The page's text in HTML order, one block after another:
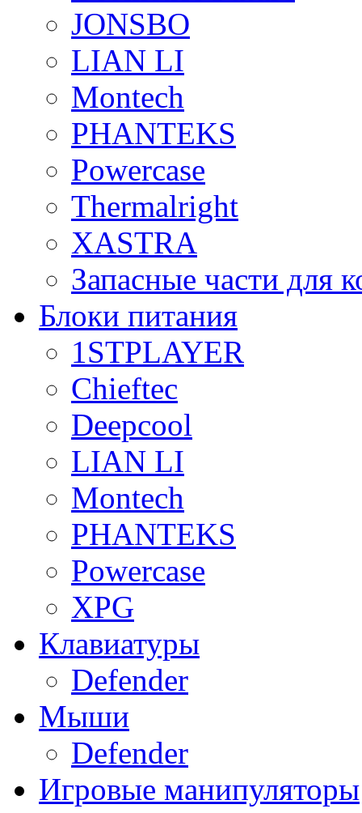
JONSBO
LIAN LI
Montech
PHANTEKS
Powercase
Thermalright
XASTRA
Запасные части для
Блоки питания
1STPLAYER
Chieftec
Deepcool
LIAN LI
Montech
PHANTEKS
Powercase
XPG
Клавиатуры
Defender
Мыши
Defender
Игровые манипуляторы